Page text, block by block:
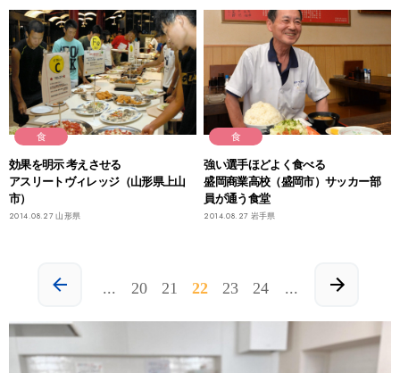
食
効果を明示 考えさせる
アスリートヴィレッジ（山形県上山
市）
2014.08.27 山形県
食
強い選手ほどよく食べる
盛岡商業高校（盛岡市）サッカー部
員が通う食堂
2014.08.27 岩手県
... 20 21 22 23 24 ...